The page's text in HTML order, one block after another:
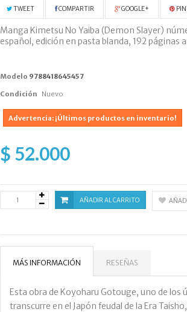
TWEET COMPARTIR GOOGLE+
Manga Kimetsu No Yaiba (Demon Slayer)
español, edición en pasta blanda, 192 páginas
Modelo 9788418645457
Condición Nuevo
Advertencia: ¡Últimos productos en inventario!
$ 52.000
AÑADIR AL CARRITO
MÁS INFORMACIÓN RESEÑAS
Esta obra de Koyoharu Gotouge, uno de los
transcurre en el Japón feudal de la Era